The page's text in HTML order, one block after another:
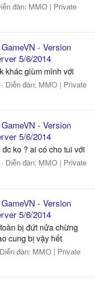
đàn: MMO | Private
- Version
5/6/2014
khác giùm mình với
Diễn đàn: MMO | Private
- Version
5/6/2014
ko ? ai có cho tui với
Diễn đàn: MMO | Private
- Version
5/6/2014
bị đứt nửa chừng
cung bị vậy hết
Diễn đàn: MMO | Private